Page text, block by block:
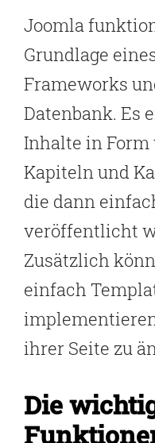
Joomla
Grundlage
Frameworks
Datenbank. Es
Inhalte in
Kapiteln und
die dann
veröffentlicht
Zusätzlich
einfach
ihrer Seite zu
Die